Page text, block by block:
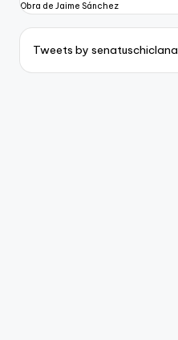
Obra de Jaime Sánchez
Tweets by senatuschiclana